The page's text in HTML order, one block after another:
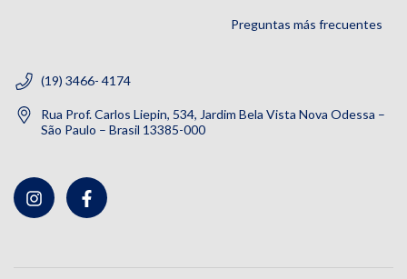
Preguntas más frecuentes
(19) 3466- 4174
Rua Prof. Carlos Liepin, 534, Jardim Bela Vista Nova Odessa –
São Paulo – Brasil 13385-000